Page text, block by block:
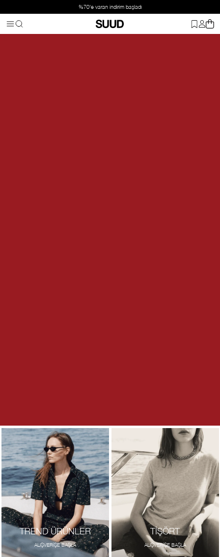
%70'e varan indirim başladı
TREND ÜRÜNLER
ALIŞVERİŞE BAŞLA
TİŞÖRT
ALIŞVERİŞE BAŞLA